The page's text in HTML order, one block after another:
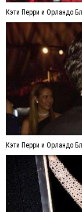
Кэти Перри и Орландо
Кэти Перри и Орландо